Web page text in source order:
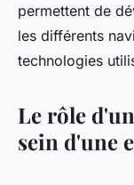
permettent de
les différents
technologies
Le rôle
sein d'une